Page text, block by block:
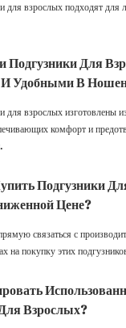
для взрослых подходят для
Подгузники Для
Удобными В
для взрослых изготовлены
комфорт и
Подгузники
Цене?
связаться с
на покупку этих
Взрослых?